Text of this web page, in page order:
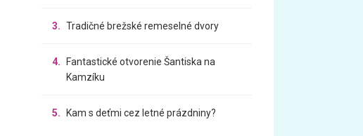
3. Tradičné brežské remeselné dvory
4.
Fantastické otvorenie Šantiska na
Kamzíku
5. Kam s deťmi cez letné prázdniny?